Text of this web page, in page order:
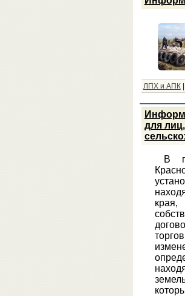
ЛПХ и АПК|
для
В